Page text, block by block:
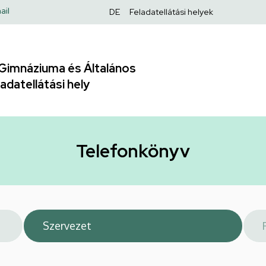
Felső
DE Feladatellátási helyek
és Általános
hely
Telefonkönyv